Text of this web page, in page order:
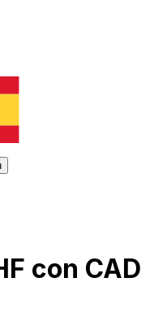
con CAD